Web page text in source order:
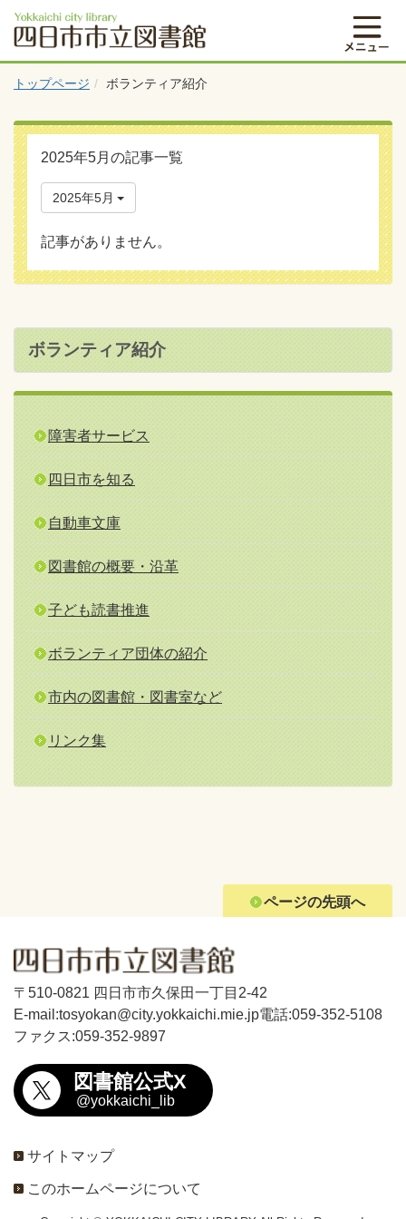
トップページ ボランティア紹介
2025年5月の記事一覧
2025年5月
記事がありません。
ボランティア紹介
障害者サービス
四日市を知る
自動車文庫
図書館の概要・沿革
子ども読書推進
ボランティア団体の紹介
市内の図書館・図書室など
リンク集
ページの先頭へ
〒510-0821 四日市市久保田一丁目2-42
E-mail:tosyokan@city.yokkaichi.mie.jp電話:059-352-5108
ファクス:059-352-9897
図書館公式X
@yokkaichi_lib
サイトマップ
このホームページについて